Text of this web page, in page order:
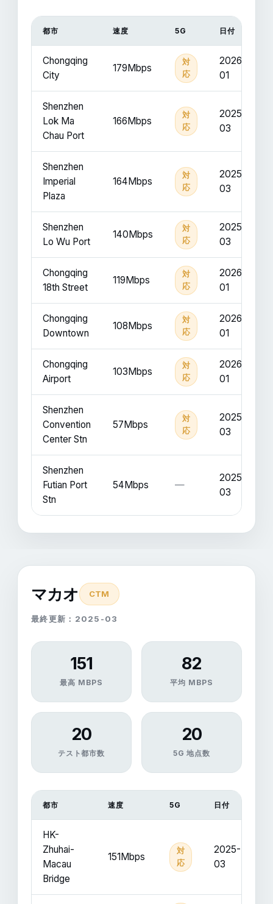
都市 速度 5G 日付
Chongqing
City
179Mbps
対
応
2026-
01
Shenzhen
Lok Ma
Chau Port
166Mbps
対
応
2025-
03
Shenzhen
Imperial
Plaza
164Mbps
対
応
2025-
03
Shenzhen
Lo Wu Port
140Mbps
対
応
2025-
03
Chongqing
18th Street
119Mbps
対
応
2026-
01
Chongqing
Downtown
108Mbps
対
応
2026-
01
Chongqing
Airport
103Mbps
対
応
2026-
01
Shenzhen
Convention
Center Stn
57Mbps
対
応
2025-
03
Shenzhen
Futian Port
Stn
54Mbps —
2025-
03
マカオ CTM
最終更新：2025-03
151
最高 MBPS
82
平均 MBPS
20
テスト都市数
20
5G 地点数
都市 速度 5G 日付
HK-
Zhuhai-
Macau
Bridge
151Mbps
対
応
2025-
03